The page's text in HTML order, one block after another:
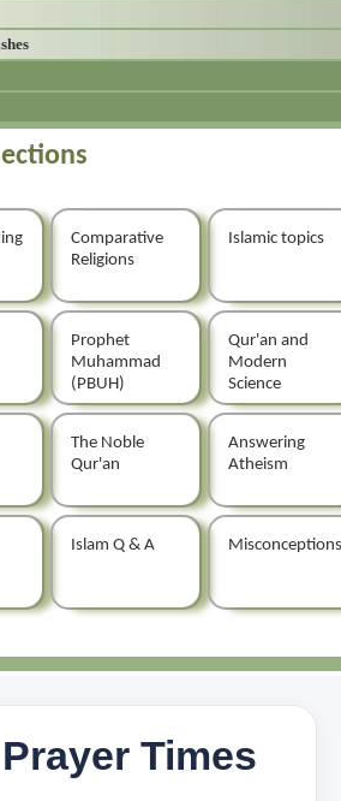
Comparative
Religions
Islamic topics
Prophet
Muhammad
(PBUH)
Qur'an and
Modern
Science
The Noble
Qur'an
Answering
Atheism
Islam Q & A Misconceptions